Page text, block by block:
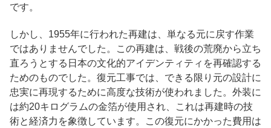
です。
しかし、1955年に行われた再建は、単なる元に戻す作業
ではありませんでした。この再建は、戦後の荒廃から立ち
直ろうとする日本の文化的アイデンティティを再確認する
ためのものでした。復元工事では、できる限り元の設計に
忠実に再現するために高度な技術が使われました。外装に
は約20キログラムの金箔が使用され、これは再建時の技
術と経済力を象徴しています。この復元にかかった費用は